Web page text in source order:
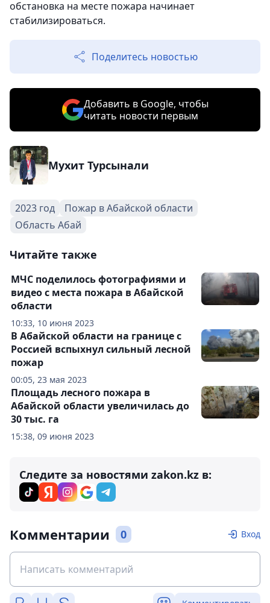
обстановка на месте пожара начинает
стабилизироваться.
Поделитесь новостью
Добавить в Google, чтобы
читать новости первым
Мухит Турсынали
2023 год
Пожар в Абайской области
Область Абай
Читайте также
10:33, 10 июня 2023
МЧС поделилось фотографиями и
видео с места пожара в Абайской
области
00:05, 23 мая 2023
В Абайской области на границе с
Россией вспыхнул сильный лесной
пожар
15:38, 09 июня 2023
Площадь лесного пожара в
Абайской области увеличилась до
30 тыс. га
Следите за новостями zakon.kz в:
Комментарии 0 Вход